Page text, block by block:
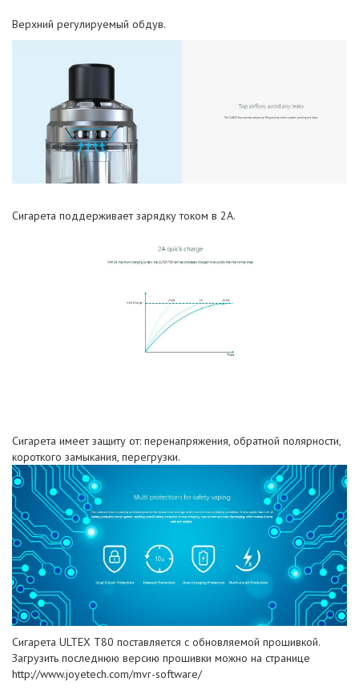
Верхний регулируемый обдув.
Сигарета поддерживает зарядку током в 2А.
Сигарета имеет защиту от: перенапряжения, обратной полярности,
короткого замыкания, перегрузки.
Сигарета ULTEX T80 поставляется с обновляемой прошивкой.
Загрузить последнюю версию прошивки можно на странице
http://www.joyetech.com/mvr-software/